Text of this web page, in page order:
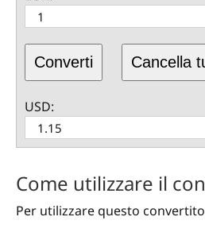
Converti Cancella
USD:
Come utilizzare il
Per utilizzare questo